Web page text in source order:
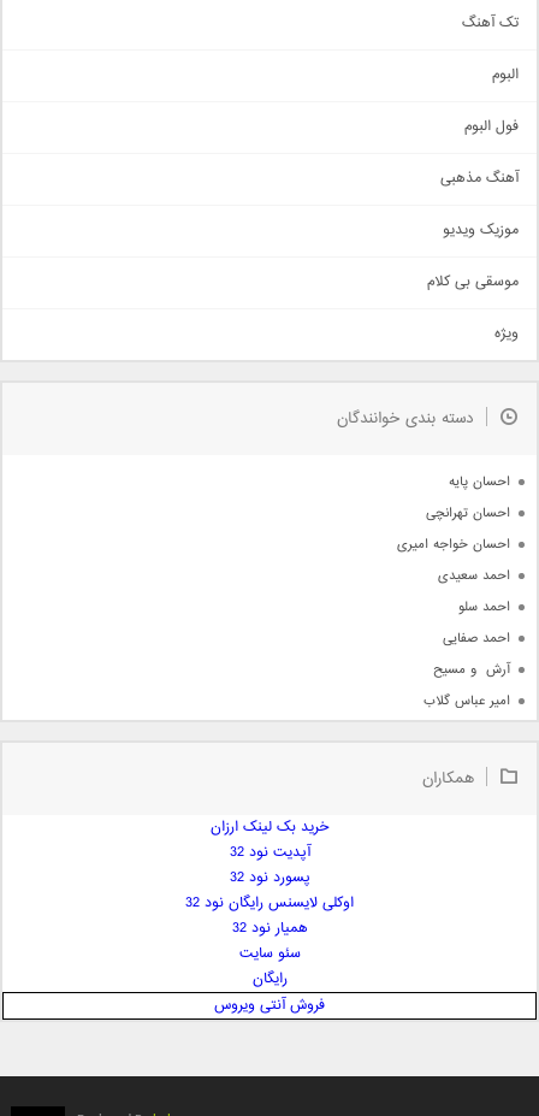
تک آهنگ
اجتماعی
حماسی
سنتی
اهنگ بندرعباسی
دمو
مذهبی
جدیدترین ها
البوم
فول البوم
آهنگ مذهبی
موزیک ویدیو
موسقی بی کلام
ویژه
دسته بندی خوانندگان
احسان پایه
احسان تهرانچی
احسان خواجه امیری
احمد سعیدی
احمد سلو
احمد صفایی
آرش  و مسیح
امیر عباس گلاب
امیر علی
ایمان غلامی
بابک جهانبخش
همکاران
خرید بک لینک ارزان
آپدیت نود 32
پسورد نود 32
اوکلی لایسنس رایگان نود 32
همیار نود 32
سئو سایت
رایگان
فروش آنتی ویروس